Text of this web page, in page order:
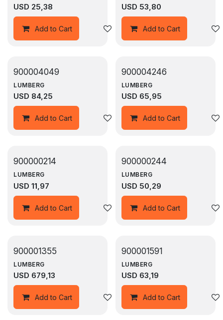
USD 25,38
Add to Cart Agregar a la lista de deseos
USD 53,80
Add to Cart
900004049
LUMBERG
USD 84,25
Add to Cart Agregar a la lista de deseos
900004246
LUMBERG
USD 65,95
Add to Cart
900000214
LUMBERG
USD 11,97
Add to Cart Agregar a la lista de deseos
900000244
LUMBERG
USD 50,29
Add to Cart
900001355
LUMBERG
USD 679,13
Add to Cart Agregar a la lista de deseos
900001591
LUMBERG
USD 63,19
Add to Cart